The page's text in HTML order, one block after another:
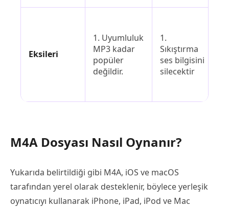
Eksileri
1. Uyumluluk
MP3 kadar
popüler
değildir.
1.
Sıkıştırma
ses bilgisini
silecektir
M4A Dosyası Nasıl Oynanır?
Yukarıda belirtildiği gibi M4A, iOS ve macOS
tarafından yerel olarak desteklenir, böylece yerleşik
oynatıcıyı kullanarak iPhone, iPad, iPod ve Mac